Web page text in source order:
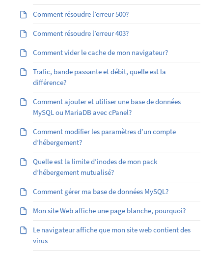
Comment résoudre l’erreur 500?
Comment résoudre l’erreur 403?
Comment vider le cache de mon navigateur?
Trafic, bande passante et débit, quelle est la
différence?
Comment ajouter et utiliser une base de données
MySQL ou MariaDB avec cPanel?
Comment modifier les paramètres d’un compte
d’hébergement?
Quelle est la limite d’inodes de mon pack
d’hébergement mutualisé?
Comment gérer ma base de données MySQL?
Mon site Web affiche une page blanche, pourquoi?
Le navigateur affiche que mon site web contient des
virus